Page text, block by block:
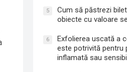
5
Cum să păstrezi
obiecte cu valoare
6
Exfolierea uscată a
este potrivită pentru
inflamată sau